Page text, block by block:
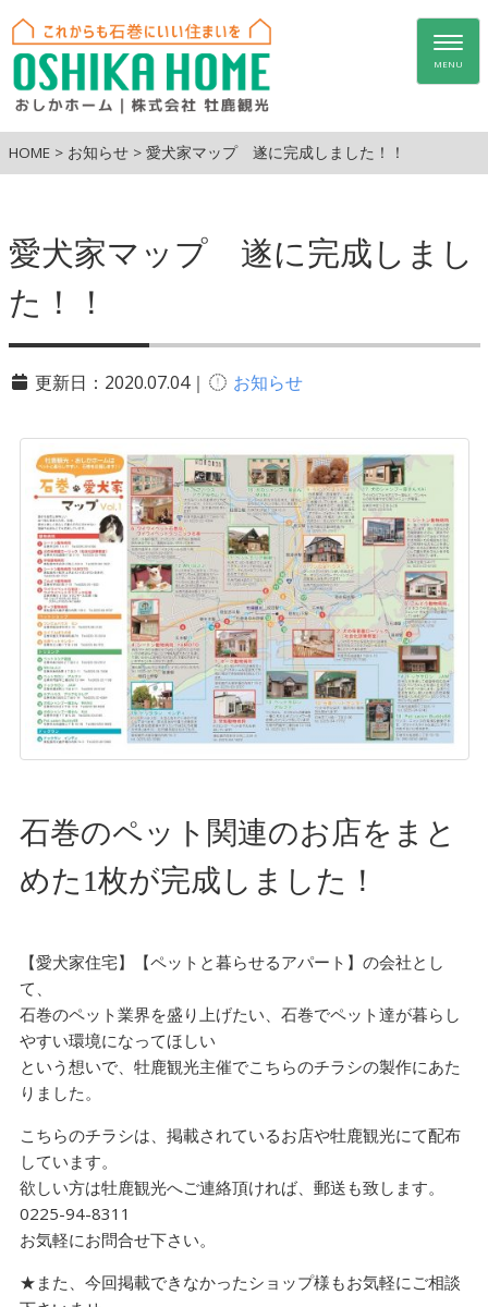
MENU
HOME> お知らせ> 愛犬家マップ 遂に完成しました！！
愛犬家マップ 遂に完成しまし
た！！
更新日：2020.07.04｜ お知らせ
石巻のペット関連のお店をまと
めた1枚が完成しました！
【愛犬家住宅】【ペットと暮らせるアパート】の会社とし
て、
石巻のペット業界を盛り上げたい、石巻でペット達が暮らし
やすい環境になってほしい
という想いで、牡鹿観光主催でこちらのチラシの製作にあた
りました。
こちらのチラシは、掲載されているお店や牡鹿観光にて配布
しています。
欲しい方は牡鹿観光へご連絡頂ければ、郵送も致します。
0225-94-8311
お気軽にお問合せ下さい。
★また、今回掲載できなかったショップ様もお気軽にご相談